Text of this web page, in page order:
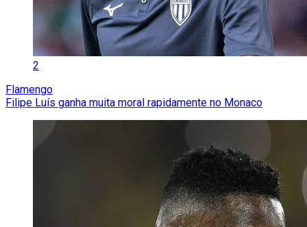
2
Flamengo
Filipe Luís ganha muita moral rapidamente no Monaco